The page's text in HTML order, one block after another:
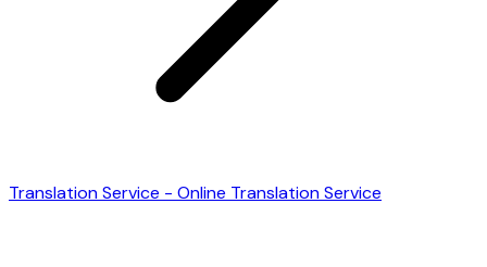
Translation Service - Online Translation Service